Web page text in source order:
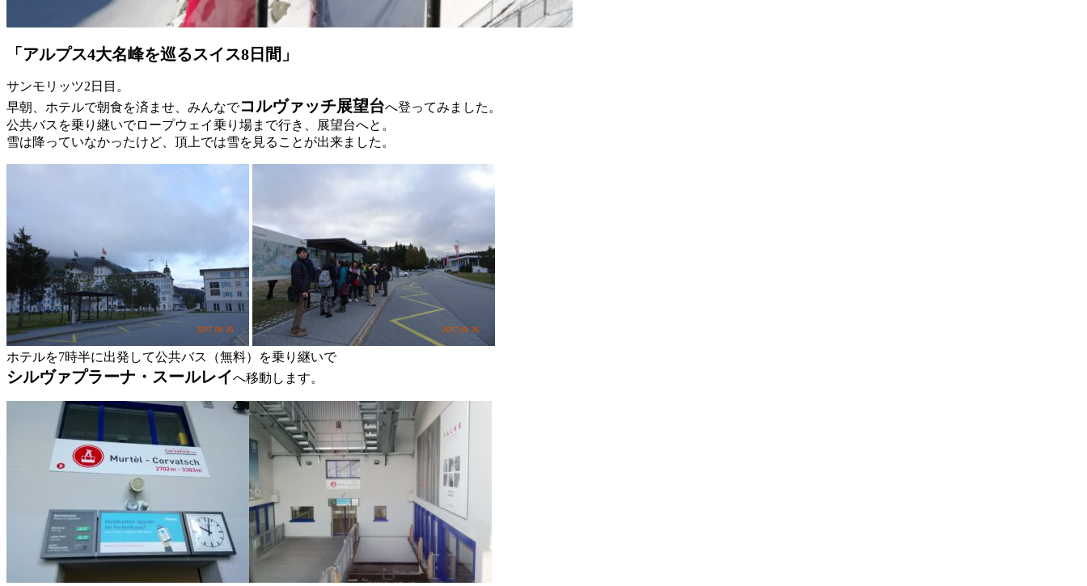
「アルプス4大名峰を巡るスイス8日間」
サンモリッツ2日目。
早朝、ホテルで朝食を済ませ、みんなでコルヴァッチ展望台へ登ってみました。
公共バスを乗り継いでロープウェイ乗り場まで行き、展望台へと。
雪は降っていなかったけど、頂上では雪を見ることが出来ました。
ホテルを7時半に出発して公共バス（無料）を乗り継いで
シルヴァプラーナ・スールレイへ移動します。